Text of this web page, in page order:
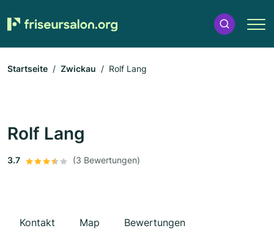
Startseite Zwickau Rolf Lang
Rolf Lang
3.7 (3 Bewertungen)
Kontakt Map Bewertungen